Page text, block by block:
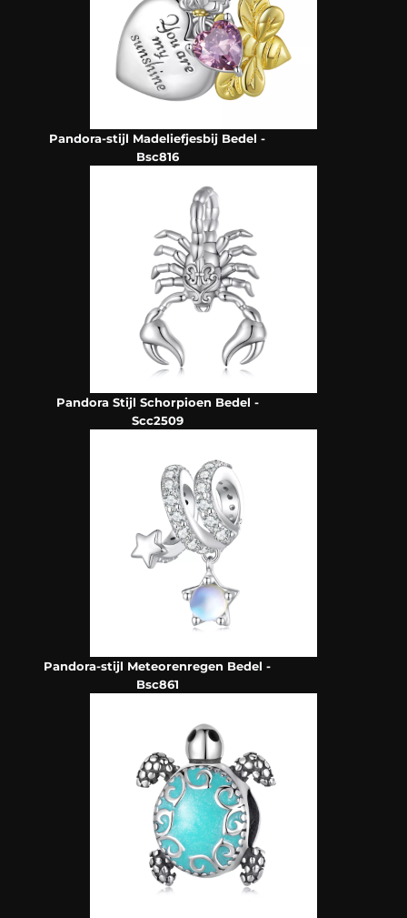
Pandora-stijl Madeliefjesbij Bedel -
Bsc816
Pandora Stijl Schorpioen Bedel -
Scc2509
Pandora-stijl Meteorenregen Bedel -
Bsc861